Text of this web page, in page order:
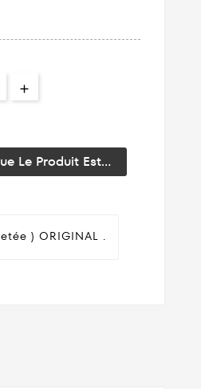
Le Produit Est...
) ORIGINAL .